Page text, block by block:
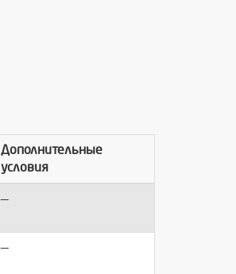
Дополнительные
условия
—
—